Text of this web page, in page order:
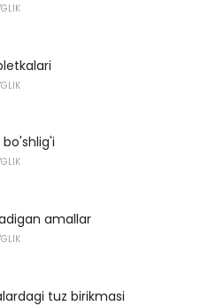
amallar
tuz birikmasi